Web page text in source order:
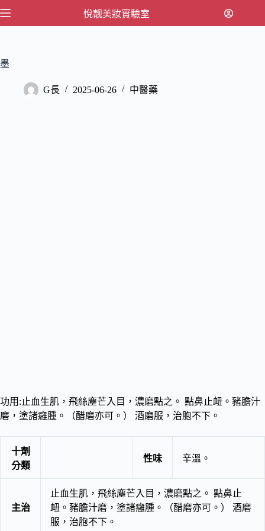
跳
內
悅靓美妝實驗室
墨
G長 2025-06-26 中醫藥
功用:止血生肌，飛絲塵芒入目，濃磨點之。 點鼻止衄。豬膽汁
磨，塗諸癰腫。（醋磨亦可。） 酒磨服，治胞不下。
十劑
分類
性味 辛溫。
主治
止血生肌，飛絲塵芒入目，濃磨點之。 點鼻止
衄。豬膽汁磨，塗諸癰腫。（醋磨亦可。） 酒磨
服，治胞不下。